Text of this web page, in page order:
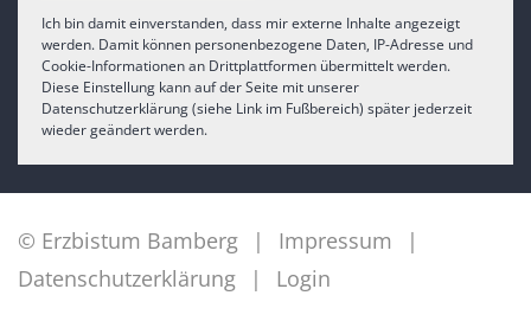
Ich bin damit einverstanden, dass mir externe Inhalte angezeigt
werden. Damit können personenbezogene Daten, IP-Adresse und
Cookie-Informationen an Drittplattformen übermittelt werden.
Diese Einstellung kann auf der Seite mit unserer
Datenschutzerklärung (siehe Link im Fußbereich) später jederzeit
wieder geändert werden.
© Erzbistum Bamberg
Impressum
Datenschutzerklärung
Login